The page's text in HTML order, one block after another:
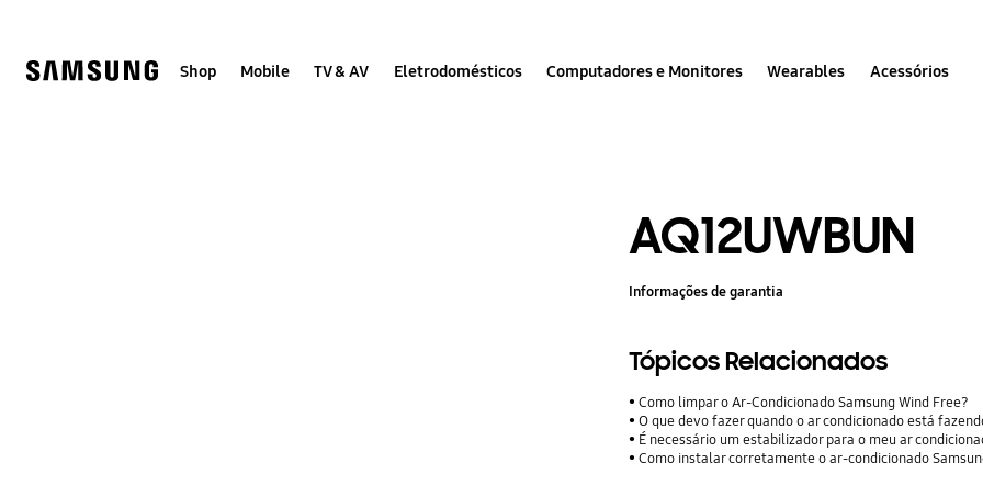
Shop Mobile TV & AV Eletrodomésticos Computadores e Monitores Wearables Acessórios
AQ12UWBUN
Informações de garantia
Tópicos Relacionados
Como limpar o Ar-Condicionado Samsung Wind Free?
O que devo fazer quando o ar condicionado está
É necessário um estabilizador para o meu ar
Como instalar corretamente o ar-condicionado